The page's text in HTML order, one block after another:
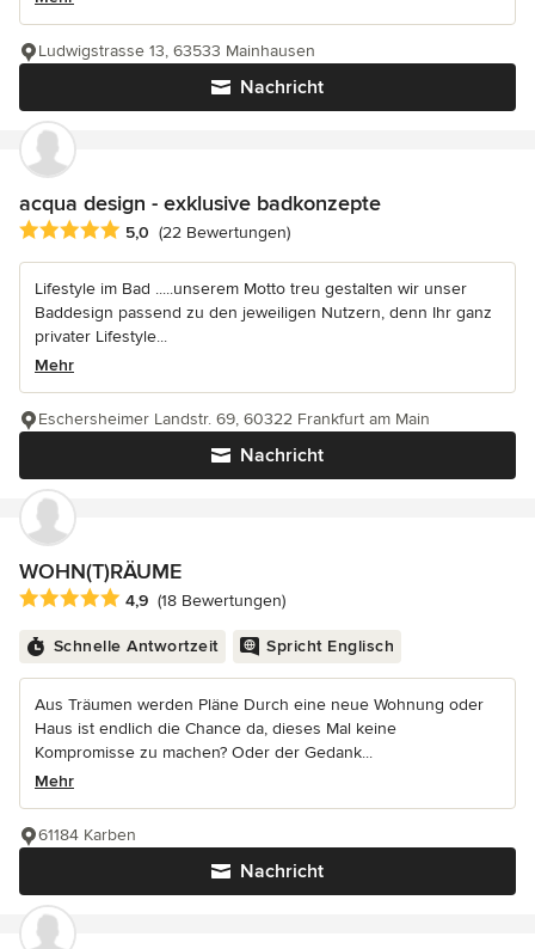
Nachricht
Ludwigstrasse 13, 63533 Mainhausen
acqua design - exklusive badkonzepte
Durchschnittliche Bewertung: 5 von 5 Sternen
5,0 (22 Bewertungen)
Lifestyle im Bad .....unserem Motto treu gestalten wir unser
Baddesign passend zu den jeweiligen Nutzern, denn Ihr ganz
privater Lifestyle...
Mehr
Nachricht
Eschersheimer Landstr. 69, 60322 Frankfurt am Main
WOHN(T)RÄUME
Durchschnittliche Bewertung: 4.9 von 5 Sternen
4,9 (18 Bewertungen)
Schnelle Antwortzeit Spricht Englisch
Aus Träumen werden Pläne Durch eine neue Wohnung oder
Haus ist endlich die Chance da, dieses Mal keine
Kompromisse zu machen? Oder der Gedank...
Mehr
Nachricht
61184 Karben